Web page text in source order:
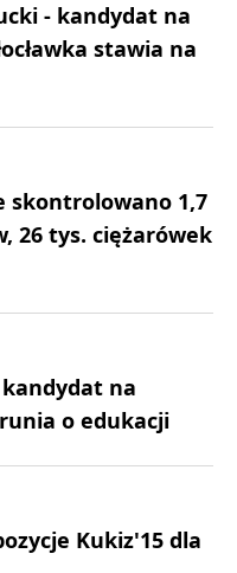
- kandydat na
stawia na
skontrolowano 1,7
26 tys. ciężarówek
kandydat na
o edukacji
Kukiz'15 dla